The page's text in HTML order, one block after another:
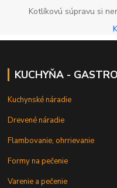
Kotlíkovú súpravu si
KUCHYŇA -
Kuchynské náradie
Drevené náradie
Flambovanie, ohrrievanie
Formy na pečenie
Varenie a pečenie